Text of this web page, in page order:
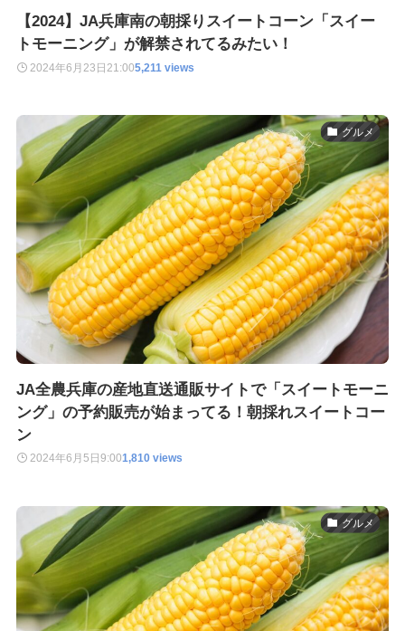
【2024】JA兵庫南の朝採りスイートコーン「スイー
トモーニング」が解禁されてるみたい！
2024年6月23日 21:005,211 views
グルメ
JA全農兵庫の産地直送通販サイトで「スイートモーニ
ング」の予約販売が始まってる！朝採れスイートコー
ン
2024年6月5日 9:001,810 views
グルメ